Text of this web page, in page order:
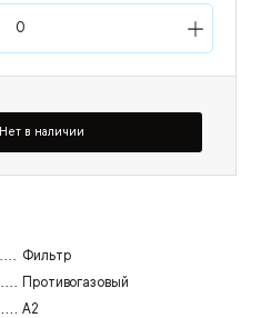
Нет в наличии
Фильтр
Противогазовый
А2